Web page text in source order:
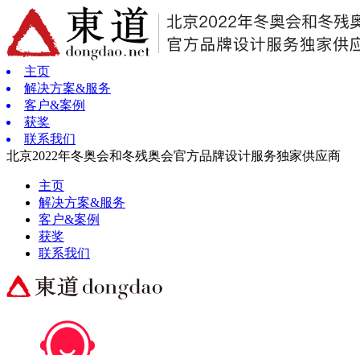
主页
解决方案&服务
客户&案例
获奖
联系我们
北京2022年冬奥会和冬残奥会官方品牌设计服务独家供应商
主页
解决方案&服务
客户&案例
获奖
联系我们